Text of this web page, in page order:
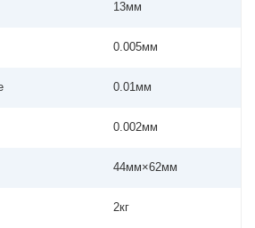
13мм
0.005мм
0.01мм
0.002мм
44мм×62мм
2кг